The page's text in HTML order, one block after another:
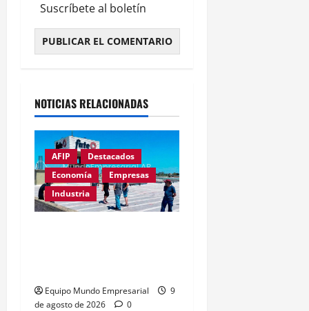
Suscríbete al boletín
NOTICIAS RELACIONADAS
AFIP
Destacados
Economía
Empresas
Industria
Equipo Mundo Empresarial
9
de agosto de 2026
0